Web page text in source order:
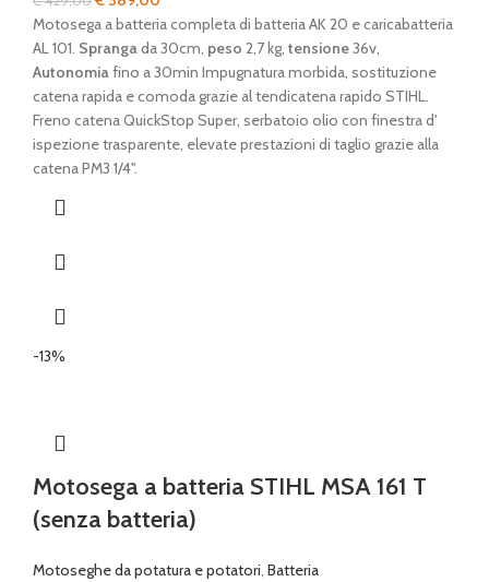
prezzo
originale
era:
€ 429,00.
prezzo
attuale
è:
€ 389,00.
Motosega a batteria completa di batteria AK 20 e caricabatteria
AL 101. Sprangada 30cm, peso 2,7 kg, tensione36v,
Autonomiafino a 30min Impugnatura morbida, sostituzione
catena rapida e comoda grazie al tendicatena rapido STIHL.
Freno catena QuickStop Super, serbatoio olio con finestra d'
ispezione trasparente, elevate prestazioni di taglio grazie alla
catena PM3 1/4".
-13%
Motosega a batteria STIHL MSA 161 T
(senza batteria)
Motoseghe da potatura e potatori, Batteria